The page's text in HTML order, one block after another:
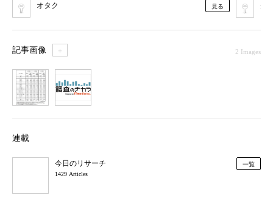
オタク 見る 矢
記事画像 ＋ 2 Images
連載
今日のリサーチ
1429 Articles
一覧